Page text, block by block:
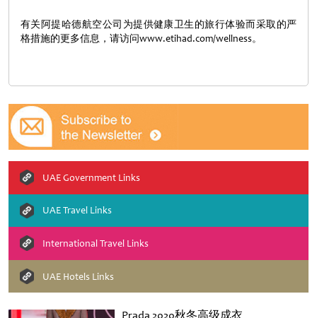
有关阿提哈德航空公司为提供健康卫生的旅行体验而采取的严
格措施的更多信息，请访问www.etihad.com/wellness。
UAE Government Links
UAE Travel Links
International Travel Links
UAE Hotels Links